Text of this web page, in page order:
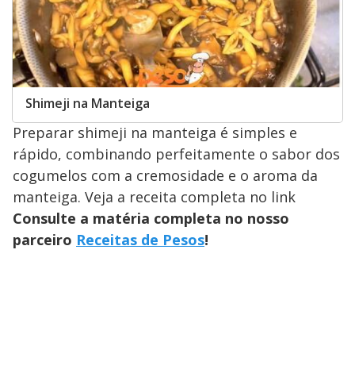
Shimeji na Manteiga
Preparar shimeji na manteiga é simples e
rápido, combinando perfeitamente o sabor dos
cogumelos com a cremosidade e o aroma da
manteiga. Veja a receita completa no link
Consulte a matéria completa no nosso
parceiro Receitas de Pesos!